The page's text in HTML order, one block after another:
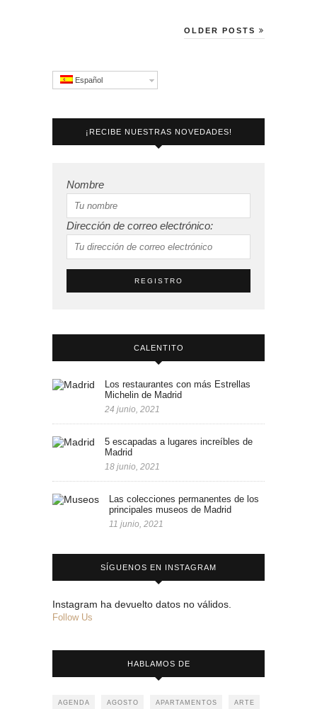
OLDER POSTS
Español
¡RECIBE NUESTRAS NOVEDADES!
Nombre
Dirección de correo electrónico:
CALENTITO
Los restaurantes con más Estrellas
Michelin de Madrid
24 junio, 2021
5 escapadas a lugares increíbles de
Madrid
18 junio, 2021
Las colecciones permanentes de los
principales museos de Madrid
11 junio, 2021
SÍGUENOS EN INSTAGRAM
Instagram ha devuelto datos no válidos.
Follow Us
HABLAMOS DE
AGENDA AGOSTO APARTAMENTOS ARTE